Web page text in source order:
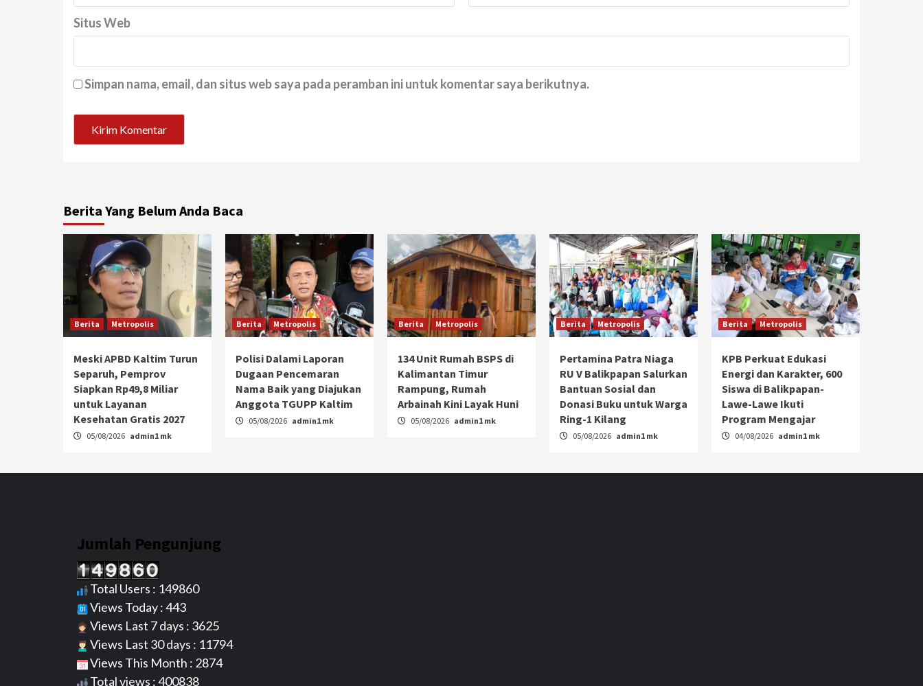
Situs Web
Simpan nama, email, dan situs web saya pada peramban ini untuk komentar saya berikutnya.
Berita Yang Belum Anda Baca
Berita Metropolis
Meski APBD Kaltim Turun
Separuh, Pemprov
Siapkan Rp49,8 Miliar
untuk Layanan
Kesehatan Gratis 2027
05/08/2026 admin1 mk
Berita Metropolis
Polisi Dalami Laporan
Dugaan Pencemaran
Nama Baik yang Diajukan
Anggota TGUPP Kaltim
05/08/2026 admin1 mk
Berita Metropolis
134 Unit Rumah BSPS di
Kalimantan Timur
Rampung, Rumah
Arbainah Kini Layak Huni
05/08/2026 admin1 mk
Berita Metropolis
Pertamina Patra Niaga
RU V Balikpapan Salurkan
Bantuan Sosial dan
Donasi Buku untuk Warga
Ring-1 Kilang
05/08/2026 admin1 mk
Berita Metropolis
KPB Perkuat Edukasi
Energi dan Karakter, 600
Siswa di Balikpapan-
Lawe-Lawe Ikuti
Program Mengajar
04/08/2026 admin1 mk
Jumlah Pengunjung
Total Users : 149860
Views Today : 443
Views Last 7 days : 3625
Views Last 30 days : 11794
Views This Month : 2874
Total views : 400838